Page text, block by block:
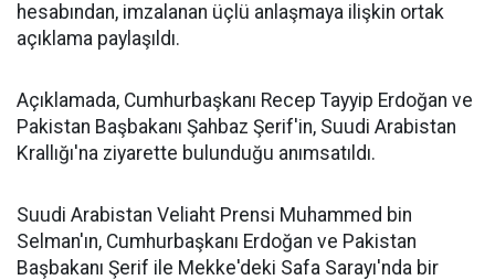
hesabından, imzalanan üçlü anlaşmaya ilişkin ortak
açıklama paylaşıldı.
Açıklamada, Cumhurbaşkanı Recep Tayyip Erdoğan ve
Pakistan Başbakanı Şahbaz Şerif'in, Suudi Arabistan
Krallığı'na ziyarette bulunduğu anımsatıldı.
Suudi Arabistan Veliaht Prensi Muhammed bin
Selman'ın, Cumhurbaşkanı Erdoğan ve Pakistan
Başbakanı Şerif ile Mekke'deki Safa Sarayı'nda bir